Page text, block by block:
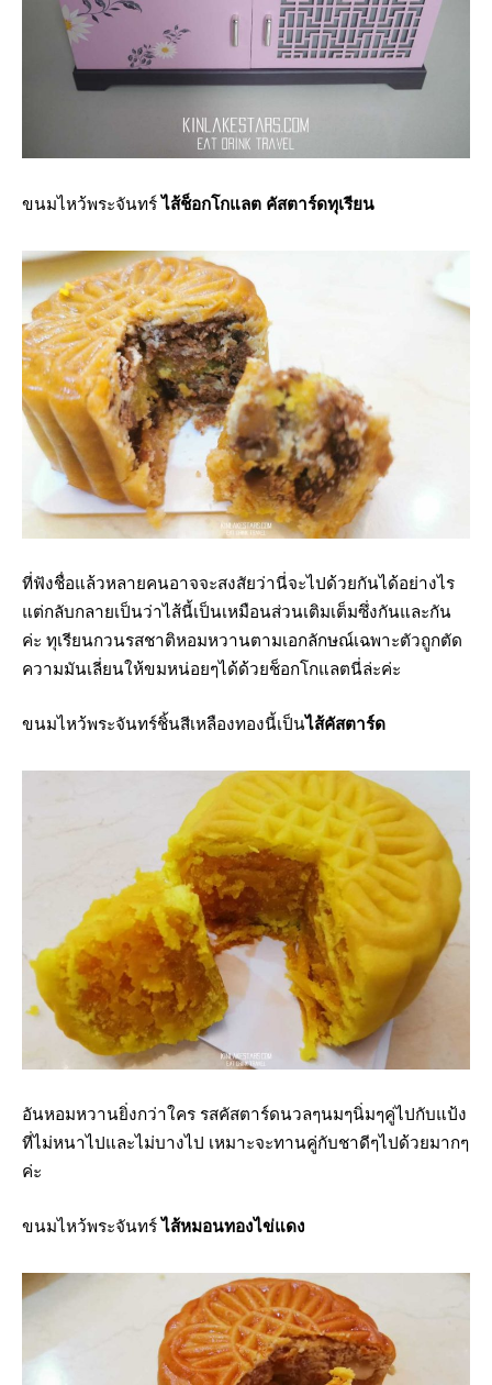
ขนมไหว้พระจันทร์ไส้ช็อกโกแลต คัสตาร์ดทุเรียน
ที่ฟังชื่อแล้วหลายคนอาจจะสงสัยว่านี่จะไปด้วยกันได้อย่างไร
แต่กลับกลายเป็นว่าไส้นี้เป็นเหมือนส่วนเติมเต็มซึ่งกันและกัน
ค่ะ ทุเรียนกวนรสชาติหอมหวานตามเอกลักษณ์เฉพาะตัวถูกตัด
ความมันเลี่ยนให้ขมหน่อยๆได้ด้วยช็อกโกแลตนี่ล่ะค่ะ
ขนมไหว้พระจันทร์ชิ้นสีเหลืองทองนี้เป็นไส้คัสตาร์ด
อันหอมหวานยิ่งกว่าใคร รสคัสตาร์ดนวลๆนมๆนิ่มๆคู่ไปกับแป้ง
ที่ไม่หนาไปและไม่บางไป เหมาะจะทานคู่กับชาดีๆไปด้วยมากๆ
ค่ะ
ขนมไหว้พระจันทร์ไส้หมอนทองไข่แดง